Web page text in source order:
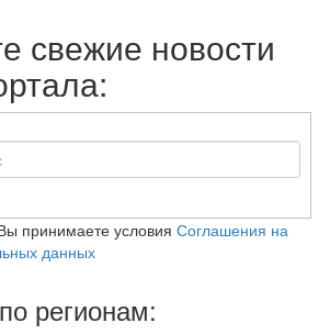
свежие новости
принимаете условия Соглашения на
данных
регионам: